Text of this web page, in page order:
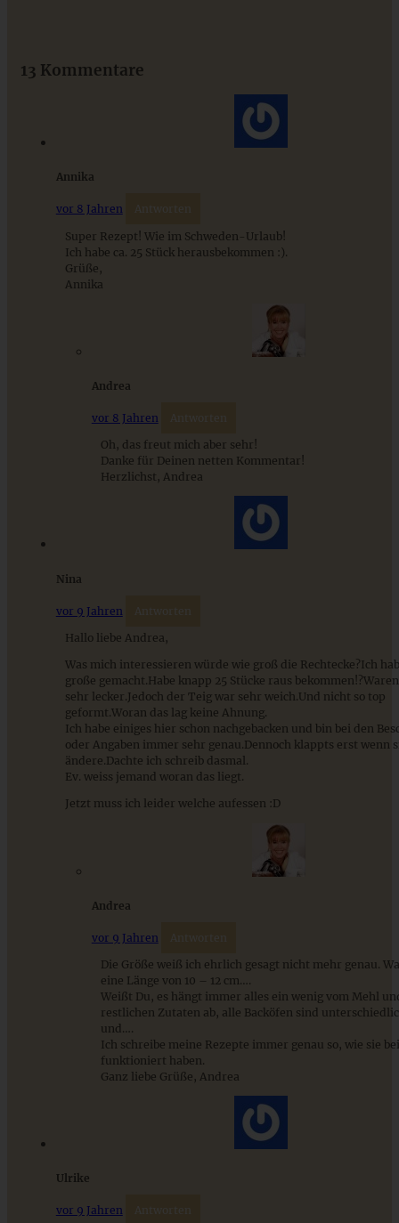
Hefezopf mit Zimt-Zucker und Marzipan
Süsskartoffel-Kuchen mit Cheesecake-Kern
9 saisonale Rezepte im August – die besten Ideen mit Obst
Cremiges Lemon Posset - die einfachste Zitronencreme in
nur 10 Minuten
13 Kommentare
Annika
vor 8 Jahren Antworten
Super Rezept! Wie im Schweden-Urlaub!
Ich habe ca. 25 Stück herausbekommen :).
Grüße,
Annika
Andrea
vor 8 Jahren Antworten
Oh, das freut mich aber sehr!
Danke für Deinen netten Kommentar!
Herzlichst, Andrea
Nina
vor 9 Jahren Antworten
Hallo liebe Andrea,
Was mich interessieren würde wie groß die Rechtecke?Ich
große gemacht.Habe knapp 25 Stücke raus
sehr lecker.Jedoch der Teig war sehr weich.Und nicht so top
geformt.Woran das lag keine Ahnung.
Ich habe einiges hier schon nachgebacken und bin bei den
oder Angaben immer sehr genau.Dennoch klappts erst wenn
ändere.Dachte ich schreib dasmal.
Ev. weiss jemand woran das liegt.
Jetzt muss ich leider welche aufessen :D
Andrea
vor 9 Jahren Antworten
Die Größe weiß ich ehrlich gesagt nicht mehr genau.
eine Länge von 10 – 12 cm….
Weißt Du, es hängt immer alles ein wenig vom Mehl
restlichen Zutaten ab, alle Backöfen sind
und….
Ich schreibe meine Rezepte immer genau so, wie sie
funktioniert haben.
Ganz liebe Grüße, Andrea
Ulrike
vor 9 Jahren Antworten